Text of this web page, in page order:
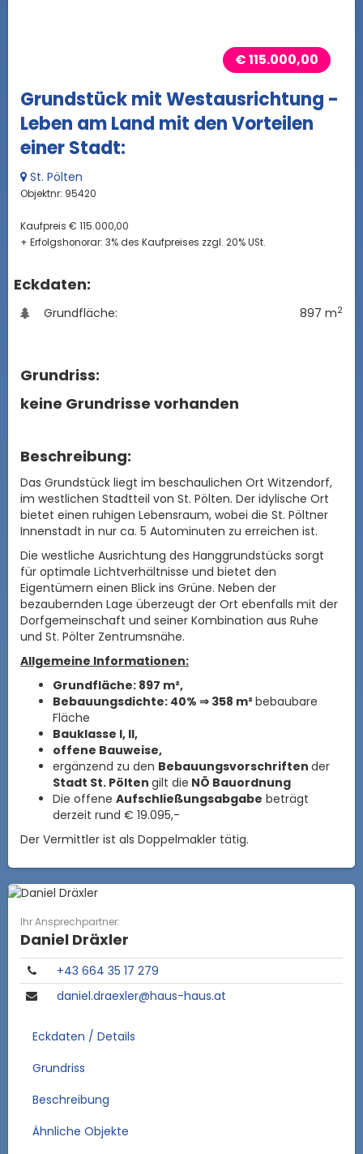
€ 115.000,00
Grundstück mit Westausrichtung -
Leben am Land mit den Vorteilen
einer Stadt:
St. Pölten
Objektnr: 95420
Kaufpreis € 115.000,00
+ Erfolgshonorar: 3% des Kaufpreises zzgl. 20% USt.
Eckdaten:
Grundfläche: 897 m2
Grundriss:
keine Grundrisse vorhanden
Beschreibung:
Das Grundstück liegt im beschaulichen Ort Witzendorf,
im westlichen Stadtteil von St. Pölten. Der idylische Ort
bietet einen ruhigen Lebensraum, wobei die St. Pöltner
Innenstadt in nur ca. 5 Autominuten zu erreichen ist.
Die westliche Ausrichtung des Hanggrundstücks sorgt
für optimale Lichtverhältnisse und bietet den
Eigentümern einen Blick ins Grüne. Neben der
bezaubernden Lage überzeugt der Ort ebenfalls mit der
Dorfgemeinschaft und seiner Kombination aus Ruhe
und St. Pölter Zentrumsnähe.
Allgemeine Informationen:
Grundfläche: 897 m²,
Bebauungsdichte: 40% ⇒ 358 m²bebaubare
Fläche
Bauklasse I, II,
offene Bauweise,
ergänzend zu den Bebauungsvorschriften der
Stadt St. Pölten gilt die NÖ Bauordnung
Die offene Aufschließungsabgabe beträgt
derzeit rund € 19.095,-
Der Vermittler ist als Doppelmakler tätig.
Ihr Ansprechpartner:
Daniel Dräxler
+43 664 35 17 279
daniel.draexler@haus-haus.at
Eckdaten / Details
Grundriss
Beschreibung
Ähnliche Objekte